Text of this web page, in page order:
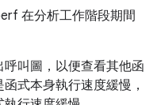
在分析工作階段期間
呼叫圖，以便查看其他函
式本身執行速度緩慢，